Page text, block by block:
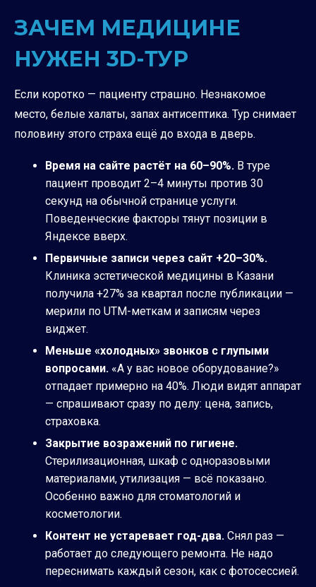
ЗАЧЕМ МЕДИЦИНЕ
НУЖЕН 3D-ТУР
Если коротко — пациенту страшно. Незнакомое
место, белые халаты, запах антисептика. Тур снимает
половину этого страха ещё до входа в дверь.
Время на сайте растёт на 60–90%. В туре
пациент проводит 2–4 минуты против 30
секунд на обычной странице услуги.
Поведенческие факторы тянут позиции в
Яндексе вверх.
Первичные записи через сайт +20–30%.
Клиника эстетической медицины в Казани
получила +27% за квартал после публикации —
мерили по UTM-меткам и записям через
виджет.
Меньше «холодных» звонков с глупыми
вопросами. «А у вас новое оборудование?»
отпадает примерно на 40%. Люди видят аппарат
— спрашивают сразу по делу: цена, запись,
страховка.
Закрытие возражений по гигиене.
Стерилизационная, шкаф с одноразовыми
материалами, утилизация — всё показано.
Особенно важно для стоматологий и
косметологии.
Контент не устаревает год-два. Снял раз —
работает до следующего ремонта. Не надо
переснимать каждый сезон, как с фотосессией.